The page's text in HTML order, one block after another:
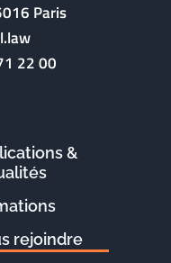
Paris
22 00
&
rejoindre